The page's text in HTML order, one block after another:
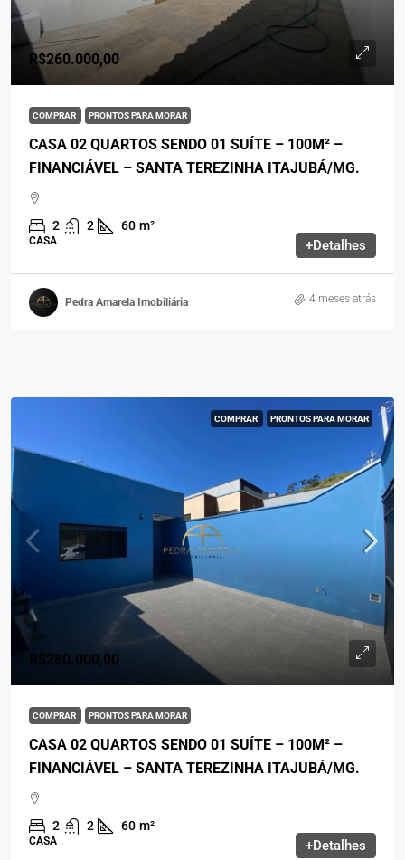
R$260.000,00
COMPRAR PRONTOS PARA MORAR
CASA 02 QUARTOS SENDO 01 SUÍTE – 100M² –
FINANCIÁVEL – SANTA TEREZINHA ITAJUBÁ/MG.
2 2 60 m²
CASA +Detalhes
Pedra Amarela Imobiliária 4 meses atrás
COMPRAR PRONTOS PARA MORAR
R$280.000,00
COMPRAR PRONTOS PARA MORAR
CASA 02 QUARTOS SENDO 01 SUÍTE – 100M² –
FINANCIÁVEL – SANTA TEREZINHA ITAJUBÁ/MG.
2 2 60 m²
CASA +Detalhes